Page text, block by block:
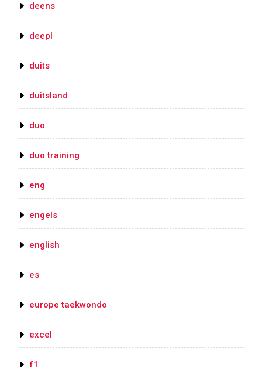
deens
deepl
duits
duitsland
duo
duo training
eng
engels
english
es
europe taekwondo
excel
f1